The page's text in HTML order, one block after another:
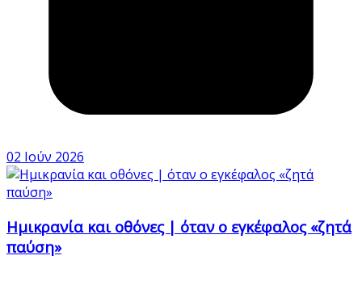
02 Ιούν 2026
Ημικρανία και οθόνες | όταν ο εγκέφαλος «ζητά
παύση»